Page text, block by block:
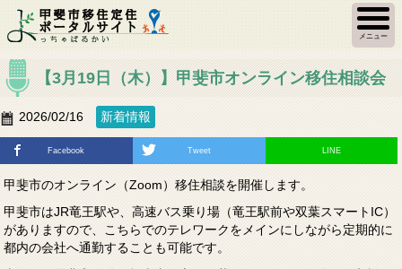
メニュー
【3月19日（木）】甲斐市オンライン移住相談会
2026/02/16 新着情報
Facebook Tweet LINE
甲斐市のオンライン（Zoom）移住相談を開催します。
甲斐市はJR竜王駅や、高速バス乗り場（竜王駅前や双葉スマートIC）
がありますので、こちらでのテレワークをメインにしながら定期的に
都内の会社へ通勤することも可能です。